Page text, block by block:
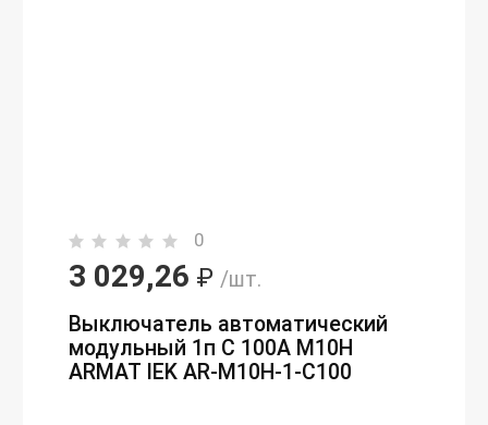
0
3 029,26 ₽ /шт.
Выключатель автоматический
модульный 1п C 100А M10H
ARMAT IEK AR-M10H-1-C100